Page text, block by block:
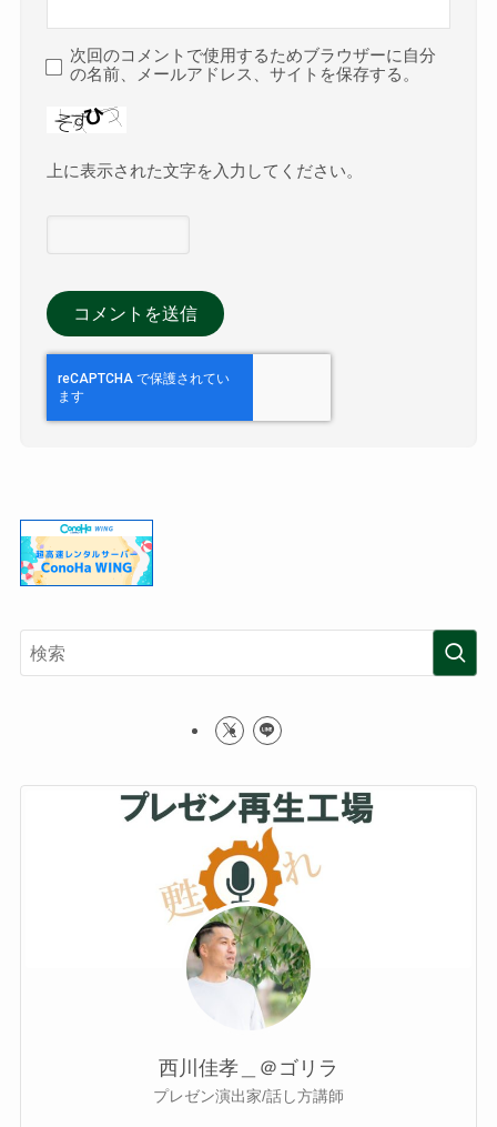
次回のコメントで使用するためブラウザーに自分
の名前、メールアドレス、サイトを保存する。
上に表示された文字を入力してください。
西川佳孝＿＠ゴリラ
プレゼン演出家/話し方講師